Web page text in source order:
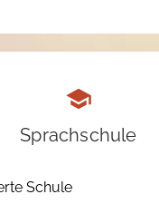
Sprachschule
Schule